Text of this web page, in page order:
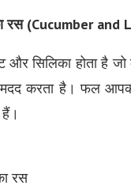
रस (Cucumber and
सिलिका होता है जो
करता है। फल
रस